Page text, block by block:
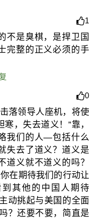
1
不是臭棋，是捍卫国
完整的正义必须的手
0
落领导人座机，将使
，失去道义！”靠，
我们的人—包括什么
失去了道义？道义是
道义就不道义的吗？
在期待我们的行动让
其他的中国人期待
动挑起与美国的全面
？还要不要，简直是